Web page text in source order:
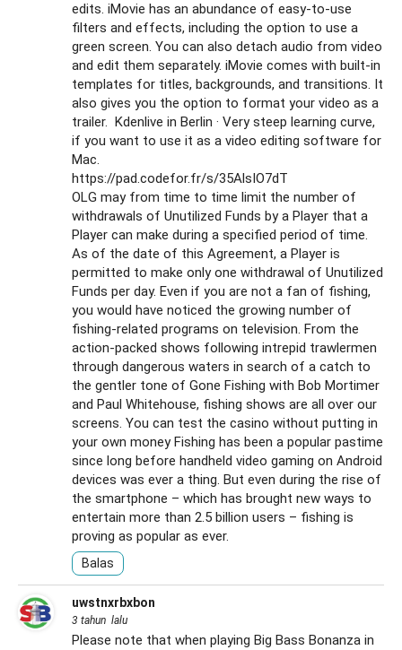
edits. iMovie has an abundance of easy-to-use
filters and effects, including the option to use a
green screen. You can also detach audio from video
and edit them separately. iMovie comes with built-in
templates for titles, backgrounds, and transitions. It
also gives you the option to format your video as a
trailer. Kdenlive in Berlin · Very steep learning curve,
if you want to use it as a video editing software for
Mac.
https://pad.codefor.fr/s/35AlsIO7dT
OLG may from time to time limit the number of
withdrawals of Unutilized Funds by a Player that a
Player can make during a specified period of time.
As of the date of this Agreement, a Player is
permitted to make only one withdrawal of Unutilized
Funds per day. Even if you are not a fan of fishing,
you would have noticed the growing number of
fishing-related programs on television. From the
action-packed shows following intrepid trawlermen
through dangerous waters in search of a catch to
the gentler tone of Gone Fishing with Bob Mortimer
and Paul Whitehouse, fishing shows are all over our
screens. You can test the casino without putting in
your own money Fishing has been a popular pastime
since long before handheld video gaming on Android
devices was ever a thing. But even during the rise of
the smartphone – which has brought new ways to
entertain more than 2.5 billion users – fishing is
proving as popular as ever.
Balas
uwstnxrbxbon
3 tahun lalu
Please note that when playing Big Bass Bonanza in